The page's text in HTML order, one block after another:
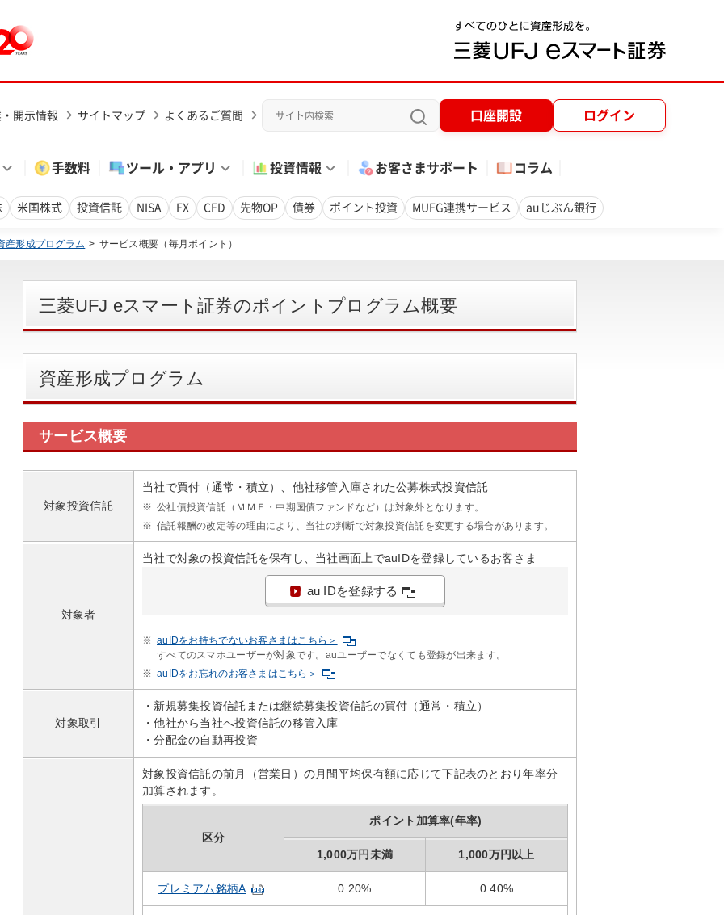
開示情報 サイトマップ よくあるご質問 口座開設 ログイン
手数料 ツール・アプリ 投資情報 お客さまサポート コラム
米国株式 投資信託 NISA FX CFD 先物OP 債券 ポイント投資 MUFG連携サービス auじぶん銀行
産形成プログラム サービス概要（毎月ポイント）
三菱UFJ eスマート証券のポイントプログラム概要
資産形成プログラム
サービス概要
対象投資信託
当社で買付（通常・積立）、他社移管入庫された公募株式投資信託
※ 公社債投資信託（ＭＭＦ・中期国債ファンドなど）は対象外となります。
※ 信託報酬の改定等の理由により、当社の判断で対象投資信託を変更する場合があります。
対象者
当社で対象の投資信託を保有し、当社画面上でauIDを登録しているお客さま
au IDを登録する
※ auIDをお持ちでないお客さまはこちら＞
すべてのスマホユーザーが対象です。auユーザーでなくても登録が出来ます。
※ auIDをお忘れのお客さまはこちら＞
対象取引
・新規募集投資信託または継続募集投資信託の買付（通常・積立）
・他社から当社へ投資信託の移管入庫
・分配金の自動再投資
対象投資信託の前月（営業日）の月間平均保有額に応じて下記表のとおり年率分
加算されます。
区分
ポイント加算率(年率)
1,000万円未満 1,000万円以上
プレミアム銘柄A 0.20% 0.40%